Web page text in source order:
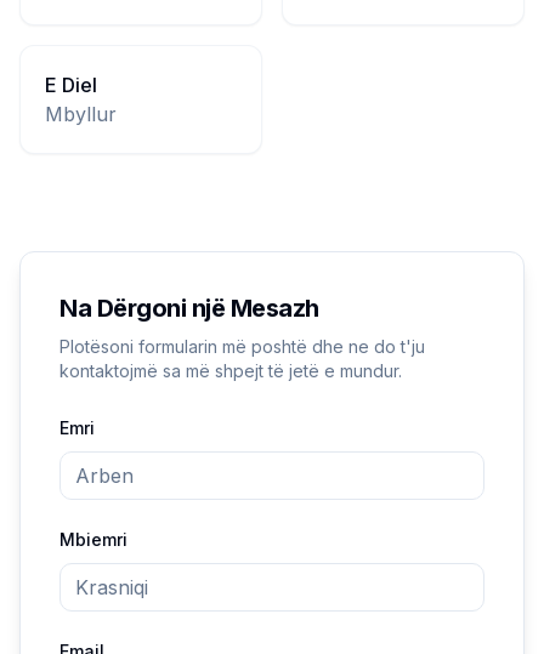
E Diel
Mbyllur
Na Dërgoni një Mesazh
Plotësoni formularin më poshtë dhe ne do t'ju
kontaktojmë sa më shpejt të jetë e mundur.
Emri
Mbiemri